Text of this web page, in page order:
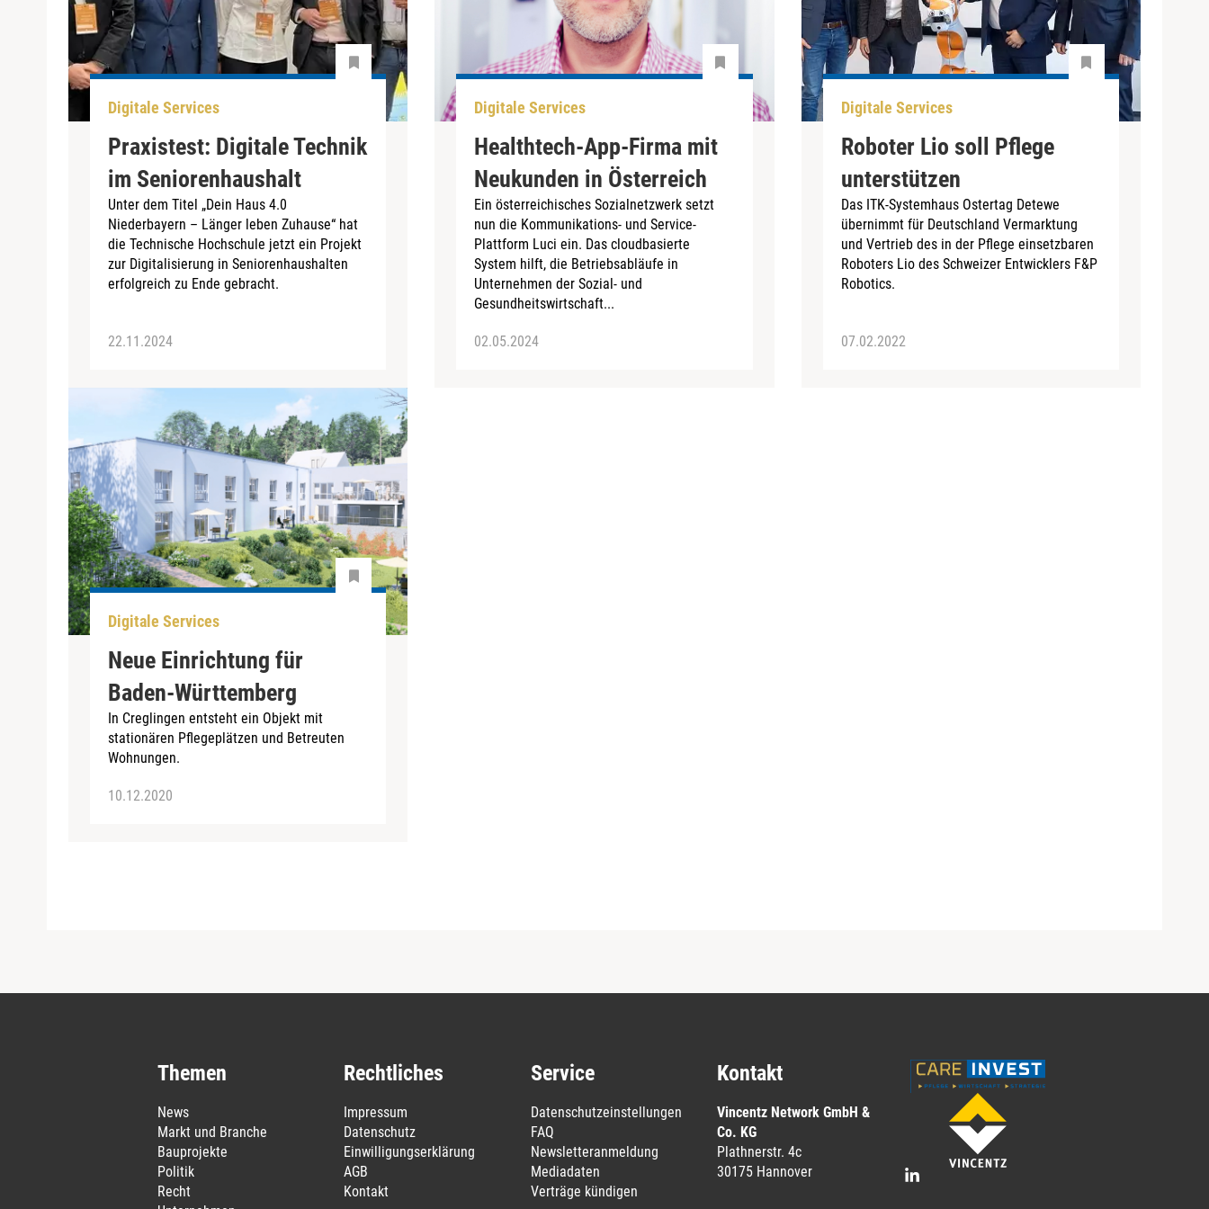
Digitale Services
Praxistest: Digitale Technik
im Seniorenhaushalt
Unter dem Titel „Dein Haus 4.0
Niederbayern – Länger leben Zuhause“ hat
die Technische Hochschule jetzt ein Projekt
zur Digitalisierung in Seniorenhaushalten
erfolgreich zu Ende gebracht.
22.11.2024
Digitale Services
Healthtech-App-Firma mit
Neukunden in Österreich
Ein österreichisches Sozialnetzwerk setzt
nun die Kommunikations- und Service-
Plattform Luci ein. Das cloudbasierte
System hilft, die Betriebsabläufe in
Unternehmen der Sozial- und
Gesundheitswirtschaft...
02.05.2024
Digitale Services
Roboter Lio soll Pflege
unterstützen
Das ITK-Systemhaus Ostertag Detewe
übernimmt für Deutschland Vermarktung
und Vertrieb des in der Pflege einsetzbaren
Roboters Lio des Schweizer Entwicklers F&P
Robotics.
07.02.2022
Digitale Services
Neue Einrichtung für
Baden-Württemberg
In Creglingen entsteht ein Objekt mit
stationären Pflegeplätzen und Betreuten
Wohnungen.
10.12.2020
Themen
News
Markt und Branche
Bauprojekte
Politik
Recht
Rechtliches
Impressum
Datenschutz
Einwilligungserklärung
AGB
Kontakt
Service
Datenschutzeinstellungen
FAQ
Newsletteranmeldung
Mediadaten
Verträge kündigen
Kontakt
Vincentz Network GmbH &
Co. KG
Plathnerstr. 4c
30175 Hannover